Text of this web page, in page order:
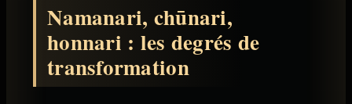
Namanari, chūnari,
honnari : les degrés de
transformation